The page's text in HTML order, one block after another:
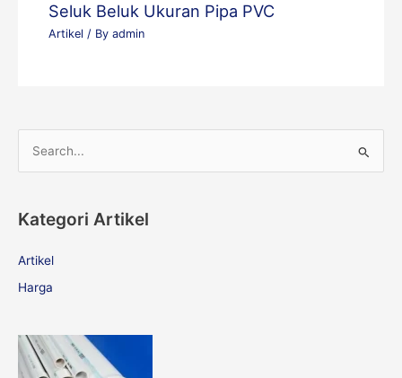
Seluk Beluk Ukuran Pipa PVC
Artikel / Byadmin
r
r
Kategori Artikel
Artikel
Harga